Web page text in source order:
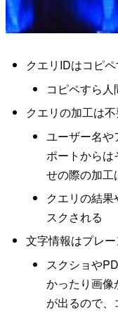
クエリIDはコピ
コピペすら人
クエリの加工は
ユーザー名や
ポートから
せの際の加工
クエリの結
スクされる
文字情報はプレー
スクショや
かったり画像
が出るので、